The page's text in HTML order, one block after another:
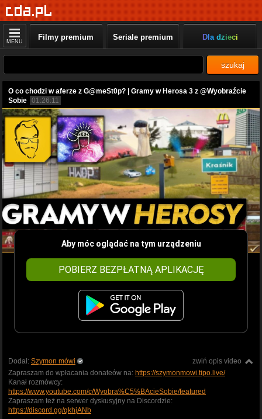
MENU Filmy premium Seriale premium Dla dzieci
szukaj
O co chodzi w aferze z G@meSt0p? | Gramy w Herosa 3 z @Wyobraźcie
Sobie 01:26:11
Aby móc oglądać na tym urządzeniu
POBIERZ BEZPŁATNĄ APLIKACJĘ
zwiń opis video
Dodał: Szymon mówi
Zapraszam do wpłacania donateów na: https://szymonmowi.tipo.live/
Kanał rozmówcy:
https://www.youtube.com/c/Wyobra%C5%BAcieSobie/featured
Zapraszam też na serwer dyskusyjny na Discordzie:
https://discord.gg/qkhjANb